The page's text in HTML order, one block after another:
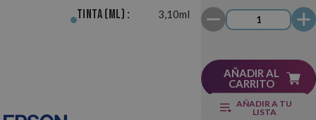
Tinta (ml) : 3,10ml
AÑADIR AL
CARRITO
AÑADIR A TU
LISTA